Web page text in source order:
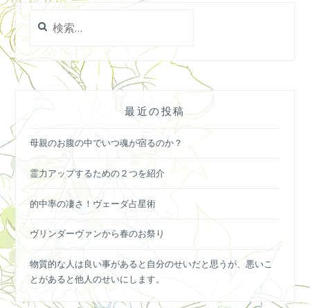
索:
最近の投稿
母親のお腹の中でいつ魂が宿るのか？
霊力アップするための２つを紹介
的中率の凄さ！ヴェーダ占星術
ヴリンダーヴァンから春のお祭り
物質的な人は良い事があると自分のせいだと思うが、悪いこ
とがあると他人のせいにします。